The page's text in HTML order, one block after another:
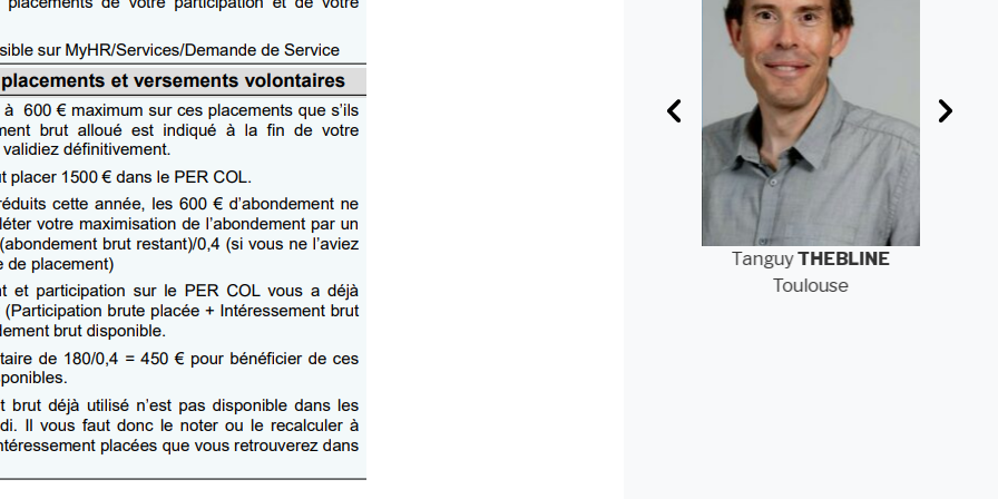
Christophe
DUMAS
Toulouse
Toulouse
TanguyTHEBLINE
Toulouse